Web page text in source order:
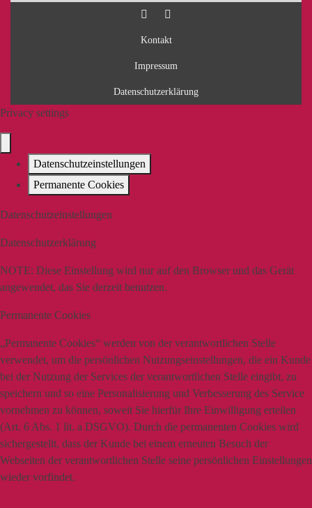
Kontakt
Impressum
Datenschutzerklärung
Privacy settings
Datenschutzeinstellungen
Permanente Cookies
Datenschutzeinstellungen
Datenschutzerklärung
NOTE: Diese Einstellung wird nur auf den Browser und das Gerät
angewendet, das Sie derzeit benutzen.
Permanente Cookies
„Permanente Cookies“ werden von der verantwortlichen Stelle
verwendet, um die persönlichen Nutzungseinstellungen, die ein Kunde
bei der Nutzung der Services der verantwortlichen Stelle eingibt, zu
speichern und so eine Personalisierung und Verbesserung des Service
vornehmen zu können, soweit Sie hierfür Ihre Einwilligung erteilen
(Art. 6 Abs. 1 lit. a DSGVO). Durch die permanenten Cookies wird
sichergestellt, dass der Kunde bei einem erneuten Besuch der
Webseiten der verantwortlichen Stelle seine persönlichen Einstellungen
wieder vorfindet.